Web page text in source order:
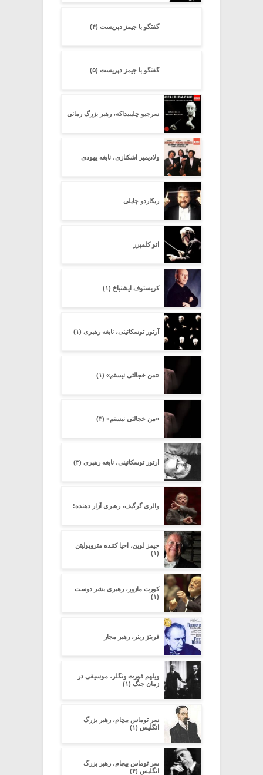
گفتگو با جیمز دپریست (۴)
گفتگو با جیمز دپریست (۵)
سرجیو چلیبیداکه، رهبر بزرگ رمانی
ولادیمیر اشکنازی، نابغه یهودی
ریکاردو چایلی
اتو کلمپرر
کریستوف ایشنباخ (۱)
آرتور توسکانینی، نابغه رهبری (۱)
«من خجالتی نیستم» (۱)
«من خجالتی نیستم» (۳)
آرتور توسکانینی، نابغه رهبری (۳)
والری گرگیف، رهبری آزار دهنده!
جیمز لوین، احیا کننده متروپولیتن
(۱)
کورت مازور، رهبری بشر دوست
(۱)
فریتز رینر، رهبر مجار
ویلهم فورت ونگلر، موسیقی در
زمان جنگ (۱)
سر توماس بیچام، رهبر بزرگ
انگلیس (۱)
سر توماس بیچام، رهبر بزرگ
انگلیس (۴)